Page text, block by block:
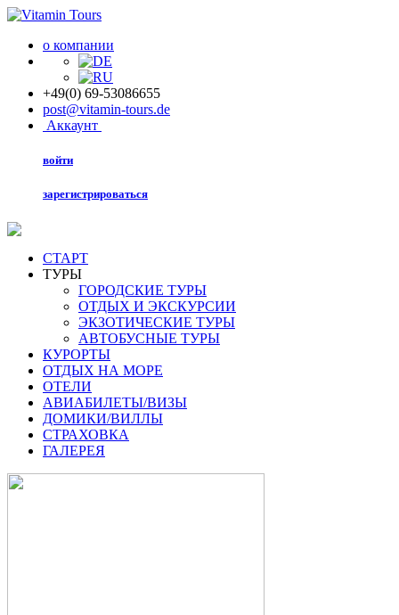
о компании
+49(0) 69-53086655
post@vitamin-tours.de
Аккаунт
войти
зарегистрироваться
СТАРТ
ТУРЫ
ГОРОДСКИЕ ТУРЫ
ОТДЫХ И ЭКСКУРСИИ
ЭКЗОТИЧЕСКИЕ ТУРЫ
АВТОБУСНЫЕ ТУРЫ
КУРОРТЫ
ОТДЫХ НА МОРЕ
ОТЕЛИ
АВИАБИЛЕТЫ/ВИЗЫ
ДОМИКИ/ВИЛЛЫ
СТРАХОВКА
ГАЛЕРЕЯ